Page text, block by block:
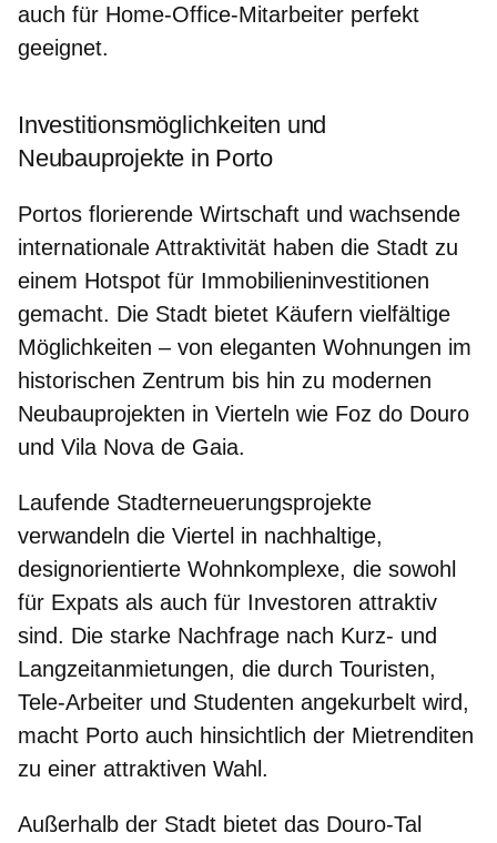
auch für Home-Office-Mitarbeiter perfekt
geeignet.
Investitionsmöglichkeiten und
Neubauprojekte in Porto
Portos florierende Wirtschaft und wachsende
internationale Attraktivität haben die Stadt zu
einem Hotspot für Immobilieninvestitionen
gemacht. Die Stadt bietet Käufern vielfältige
Möglichkeiten – von eleganten Wohnungen im
historischen Zentrum bis hin zu modernen
Neubauprojekten in Vierteln wie Foz do Douro
und Vila Nova de Gaia.
Laufende Stadterneuerungsprojekte
verwandeln die Viertel in nachhaltige,
designorientierte Wohnkomplexe, die sowohl
für Expats als auch für Investoren attraktiv
sind. Die starke Nachfrage nach Kurz- und
Langzeitanmietungen, die durch Touristen,
Tele-Arbeiter und Studenten angekurbelt wird,
macht Porto auch hinsichtlich der Mietrenditen
zu einer attraktiven Wahl.
Außerhalb der Stadt bietet das Douro-Tal